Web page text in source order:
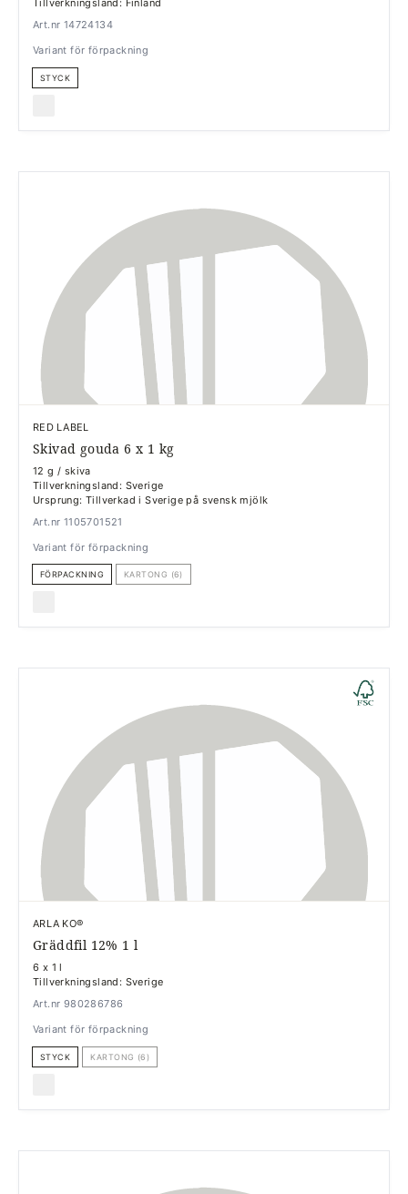
Tillverkningsland: Finland
Art.nr 14724134
Variant för förpackning
STYCK
RED LABEL
Skivad gouda 6 x 1 kg
12 g / skiva
Tillverkningsland: Sverige
Ursprung: Tillverkad i Sverige på svensk mjölk
Art.nr 1105701521
Variant för förpackning
FÖRPACKNING KARTONG (6)
ARLA KO®
Gräddfil 12% 1 l
6 x 1 l
Tillverkningsland: Sverige
Art.nr 980286786
Variant för förpackning
STYCK KARTONG (6)